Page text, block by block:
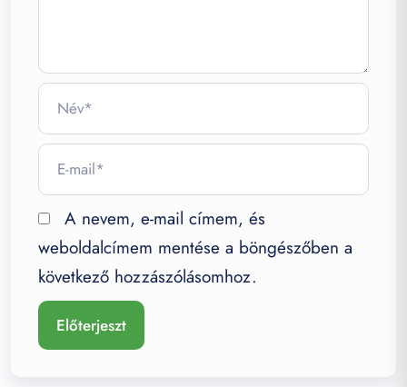
A nevem, e-mail címem, és
weboldalcímem mentése a böngészőben a
következő hozzászólásomhoz.